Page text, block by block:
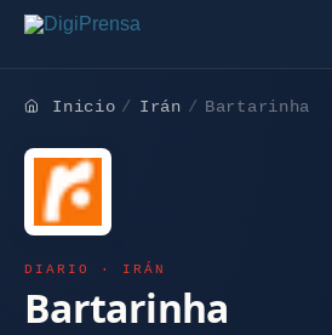
Inicio Irán Bartarinha
DIARIO · IRÁN
Bartarinha